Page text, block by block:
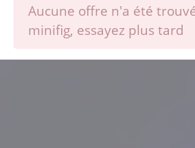
Aucune offre n'a été
minifig, essayez plus tard